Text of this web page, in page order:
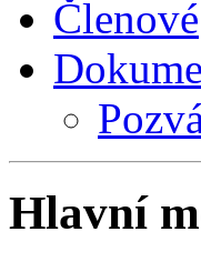
Členové
Hlavní